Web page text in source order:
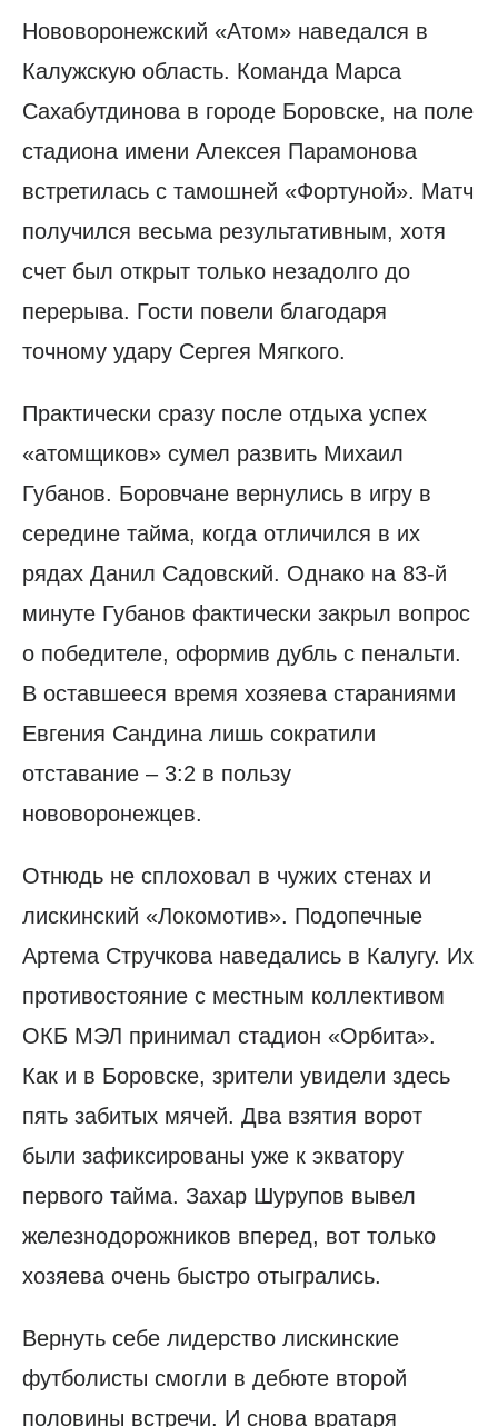
Нововоронежский «Атом» наведался в
Калужскую область. Команда Марса
Сахабутдинова в городе Боровске, на поле
стадиона имени Алексея Парамонова
встретилась с тамошней «Фортуной». Матч
получился весьма результативным, хотя
счет был открыт только незадолго до
перерыва. Гости повели благодаря
точному удару Сергея Мягкого.
Практически сразу после отдыха успех
«атомщиков» сумел развить Михаил
Губанов. Боровчане вернулись в игру в
середине тайма, когда отличился в их
рядах Данил Садовский. Однако на 83-й
минуте Губанов фактически закрыл вопрос
о победителе, оформив дубль с пенальти.
В оставшееся время хозяева стараниями
Евгения Сандина лишь сократили
отставание – 3:2 в пользу
нововоронежцев.
Отнюдь не сплоховал в чужих стенах и
лискинский «Локомотив». Подопечные
Артема Стручкова наведались в Калугу. Их
противостояние с местным коллективом
ОКБ МЭЛ принимал стадион «Орбита».
Как и в Боровске, зрители увидели здесь
пять забитых мячей. Два взятия ворот
были зафиксированы уже к экватору
первого тайма. Захар Шурупов вывел
железнодорожников вперед, вот только
хозяева очень быстро отыгрались.
Вернуть себе лидерство лискинские
футболисты смогли в дебюте второй
половины встречи. И снова вратаря